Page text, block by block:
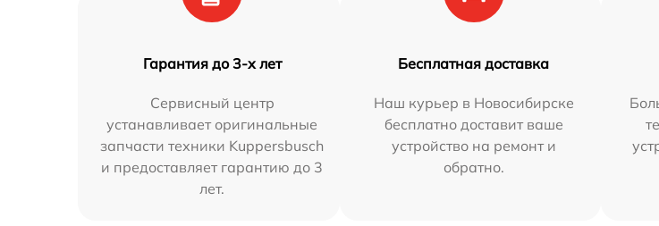
Гарантия до 3-х лет
Сервисный центр
устанавливает оригинальные
запчасти техники Kuppersbusch
и предоставляет гарантию до 3
лет.
Бесплатная доставка
Наш курьер в Новосибирске
бесплатно доставит ваше
устройство на ремонт и
обратно.